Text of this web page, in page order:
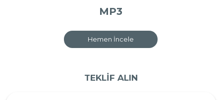
MP3
Hemen İncele
TEKLİF ALIN